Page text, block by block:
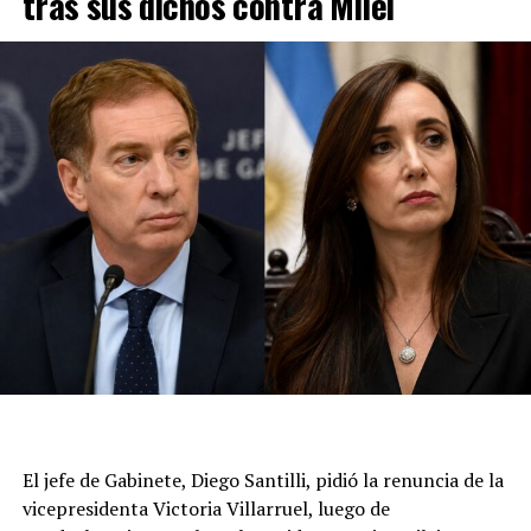
los mandatarios más influyentes de la región en apoyo a
Flavio Bolsonaro.
La cancillería de Brasil convocó inicialmente al
embajador por las duras declaraciones del presidente
Javier Milei contra Lula da Silva, al que tildó de “ladrón y
presidiario”, en el acto del candidato presidencial Flávio
Bolsonaro.
Luego volvieron a citarlo al Palacio de Itamaraty (el
Ministerio de Relaciones Exteriores brasileño), donde le
transmitieron la decisión de reducir el nivel de
representación, y que puede volver a la Argentina. La
medida no implica una expulsión ni una declaración de
A partir de ahora, las relaciones diplomáticas quedarán
al frente de los encargados de negocios en las
El jefe de Gabinete, Diego Santilli, pidió la renuncia de la
vicepresidenta Victoria Villarruel, luego de